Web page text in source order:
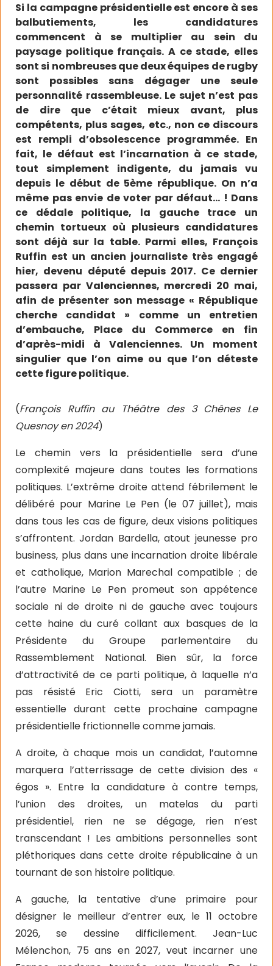
Si la campagne présidentielle est encore à ses
balbutiements, les candidatures
commencent à se multiplier au sein du
paysage politique français. A ce stade, elles
sont si nombreuses que deux équipes de rugby
sont possibles sans dégager une seule
personnalité rassembleuse. Le sujet n’est pas
de dire que c’était mieux avant, plus
compétents, plus sages, etc., non ce discours
est rempli d’obsolescence programmée. En
fait, le défaut est l’incarnation à ce stade,
tout simplement indigente, du jamais vu
depuis le début de 5ème république. On n’a
même pas envie de voter par défaut… ! Dans
ce dédale politique, la gauche trace un
chemin tortueux où plusieurs candidatures
sont déjà sur la table. Parmi elles, François
Ruffin est un ancien journaliste très engagé
hier, devenu député depuis 2017. Ce dernier
passera par Valenciennes, mercredi 20 mai,
afin de présenter son message « République
cherche candidat » comme un entretien
d’embauche, Place du Commerce en fin
d’après-midi à Valenciennes. Un moment
singulier que l’on aime ou que l’on déteste
cette figure politique.
(François Ruffin au Théâtre des 3 Chênes Le
Quesnoy en 2024)
Le chemin vers la présidentielle sera d’une
complexité majeure dans toutes les formations
politiques. L’extrême droite attend fébrilement le
délibéré pour Marine Le Pen (le 07 juillet), mais
dans tous les cas de figure, deux visions politiques
s’affrontent. Jordan Bardella, atout jeunesse pro
business, plus dans une incarnation droite libérale
et catholique, Marion Marechal compatible ; de
l’autre Marine Le Pen promeut son appétence
sociale ni de droite ni de gauche avec toujours
cette haine du curé collant aux basques de la
Présidente du Groupe parlementaire du
Rassemblement National. Bien sûr, la force
d’attractivité de ce parti politique, à laquelle n’a
pas résisté Eric Ciotti, sera un paramètre
essentielle durant cette prochaine campagne
présidentielle frictionnelle comme jamais.
A droite, à chaque mois un candidat, l’automne
marquera l’atterrissage de cette division des «
égos ». Entre la candidature à contre temps,
l’union des droites, un matelas du parti
présidentiel, rien ne se dégage, rien n’est
transcendant ! Les ambitions personnelles sont
pléthoriques dans cette droite républicaine à un
tournant de son histoire politique.
A gauche, la tentative d’une primaire pour
désigner le meilleur d’entrer eux, le 11 octobre
2026, se dessine difficilement. Jean-Luc
Mélenchon, 75 ans en 2027, veut incarner une